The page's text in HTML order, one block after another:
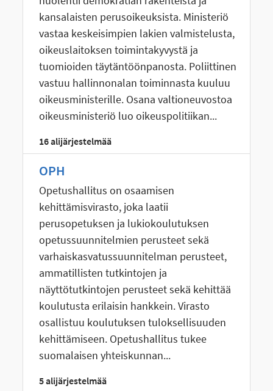
kansalaisten perusoikeuksista. Ministeriö
vastaa keskeisimpien lakien valmistelusta,
oikeuslaitoksen toimintakyvystä ja
tuomioiden täytäntöönpanosta. Poliittinen
vastuu hallinnonalan toiminnasta kuuluu
oikeusministerille. Osana valtioneuvostoa
oikeusministeriö luo oikeuspolitiikan...
16 alijärjestelmää
OPH
Opetushallitus on osaamisen
kehittämisvirasto, joka laatii
perusopetuksen ja lukiokoulutuksen
opetussuunnitelmien perusteet sekä
varhaiskasvatussuunnitelman perusteet,
ammatillisten tutkintojen ja
näyttötutkintojen perusteet sekä kehittää
koulutusta erilaisin hankkein. Virasto
osallistuu koulutuksen tuloksellisuuden
kehittämiseen. Opetushallitus tukee
suomalaisen yhteiskunnan...
5 alijärjestelmää